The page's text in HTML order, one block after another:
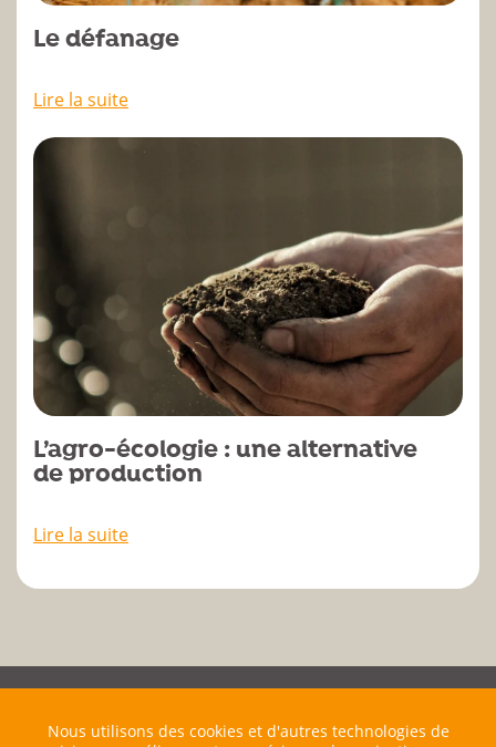
Le défanage
Lire la suite
L’agro-écologie : une alternative
de production
Lire la suite
Nous utilisons des cookies et d'autres technologies de